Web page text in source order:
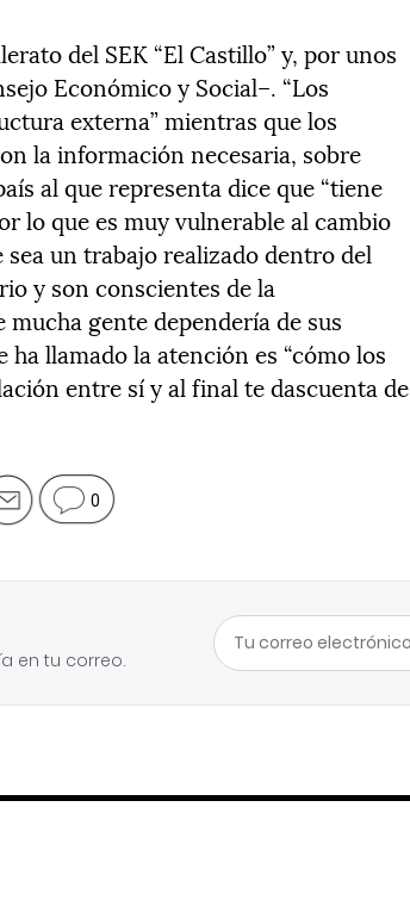
del SEK “El Castillo” y, por unos
Económico y Social–. “Los
externa” mientras que los
la información necesaria, sobre
al que representa dice que “tiene
lo que es muy vulnerable al cambio
un trabajo realizado dentro del
y son conscientes de la
gente dependería de sus
ha llamado la atención es “cómo los
entre sí y al final te dascuenta de
0
en tu correo.